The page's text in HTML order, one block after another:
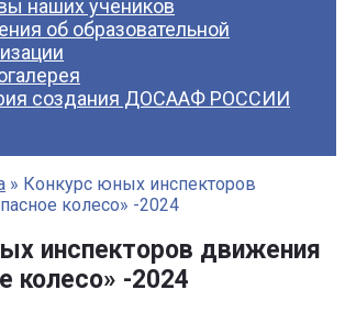
наших учеников
об образовательной
создания ДОСААФ РОССИИ
» Конкурс юных инспекторов
колесо» -2024
инспекторов движения
колесо» -2024